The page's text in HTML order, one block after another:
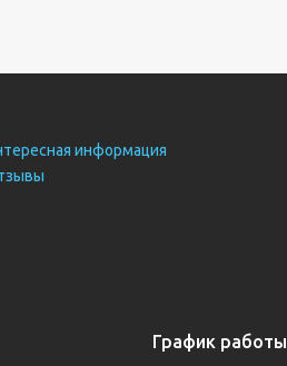
информация
График работы